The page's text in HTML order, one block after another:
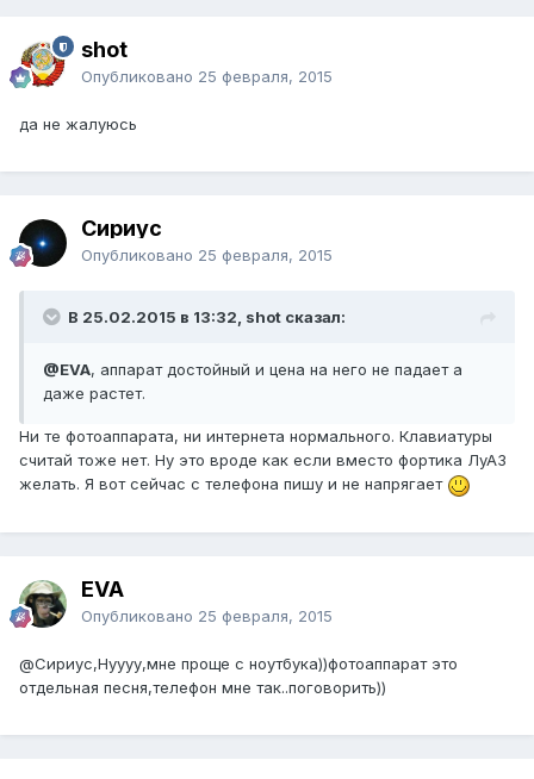
shot
Опубликовано 25 февраля, 2015
да не жалуюсь
Сириус
Опубликовано 25 февраля, 2015
В 25.02.2015 в 13:32, shot сказал:
@EVA, аппарат достойный и цена на него не падает а
даже растет.
Ни те фотоаппарата, ни интернета нормального. Клавиатуры
считай тоже нет. Ну это вроде как если вместо фортика ЛуАЗ
желать. Я вот сейчас с телефона пишу и не напрягает
EVA
Опубликовано 25 февраля, 2015
@Сириус,Нуууу,мне проще с ноутбука))фотоаппарат это
отдельная песня,телефон мне так..поговорить))